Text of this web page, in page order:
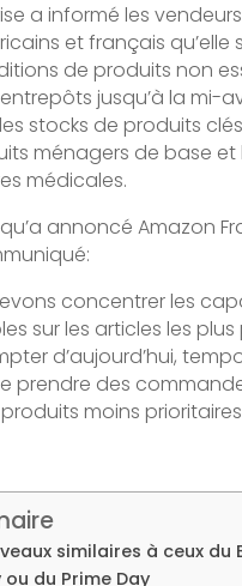
a informé les
et français
de produits non
jusqu’à la mi-
stocks de produits
ménagers de base et
médicales.
annoncé Amazon
concentrer les
sur les articles les plus
d’aujourd’hui,
prendre des
moins prioritaires
similaires à ceux du
ou du Prime Day